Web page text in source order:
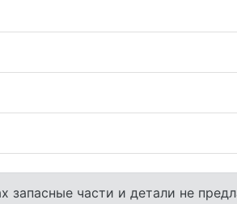
запасные части и детали не